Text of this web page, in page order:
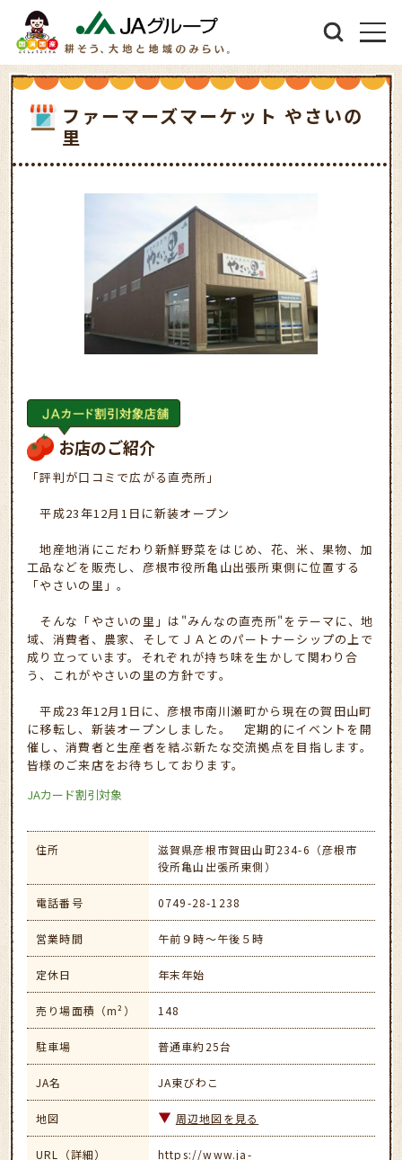
ファーマーズマーケット やさいの
里
お店のご紹介
「評判が口コミで広がる直売所」
平成23年12月1日に新装オープン
地産地消にこだわり新鮮野菜をはじめ、花、米、果物、加
工品などを販売し、彦根市役所亀山出張所東側に位置する
「やさいの里」。
そんな「やさいの里」は"みんなの直売所"をテーマに、地
域、消費者、農家、そしてＪＡとのパートナーシップの上で
成り立っています。それぞれが持ち味を生かして関わり合
う、これがやさいの里の方針です。
平成23年12月1日に、彦根市南川瀬町から現在の賀田山町
に移転し、新装オープンしました。 定期的にイベントを開
催し、消費者と生産者を結ぶ新たな交流拠点を目指します。
皆様のご来店をお待ちしております。
JAカード割引対象
住所
滋賀県彦根市賀田山町234-6（彦根市
役所亀山出張所東側）
電話番号 0749-28-1238
営業時間 午前９時～午後５時
定休日 年末年始
売り場面積（m²） 148
駐車場 普通車約25台
JA名 JA東びわこ
地図 周辺地図を見る
URL（詳細）
https://www.ja-